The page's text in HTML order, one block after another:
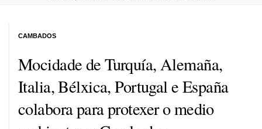
Mocidade de Turquía, Alemaña,
Italia, Bélxica, Portugal e España
colabora para protexer o medio
CAMBADOS